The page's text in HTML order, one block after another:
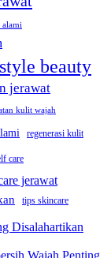
beauty
jerawat
kulit wajah
regenerasi kulit
care
jerawat
tips skincare
Disalahartikan